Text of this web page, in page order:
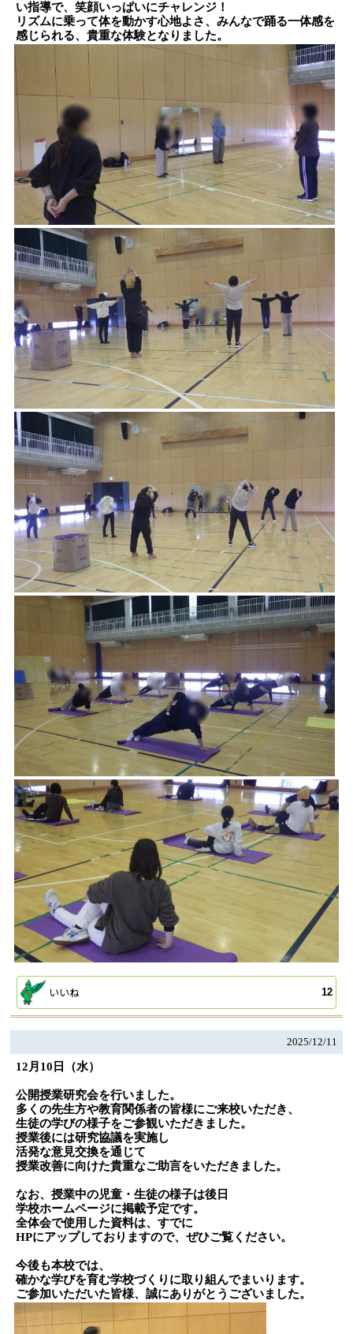
い指導で、笑顔いっぱいにチャレンジ！
リズムに乗って体を動かす心地よさ、みんなで踊る一体感を
感じられる、貴重な体験となりました。
いいね 12
2025/12/11
12月10日（水）
公開授業研究会を行いました。
多くの先生方や教育関係者の皆様にご来校いただき、
生徒の学びの様子をご参観いただきました。
授業後には研究協議を実施し
活発な意見交換を通じて
授業改善に向けた貴重なご助言をいただきました。
なお、授業中の児童・生徒の様子は後日
学校ホームページに掲載予定です。
全体会で使用した資料は、すでに
HPにアップしておりますので、ぜひご覧ください。
今後も本校では、
確かな学びを育む学校づくりに取り組んでまいります。
ご参加いただいた皆様、誠にありがとうございました。